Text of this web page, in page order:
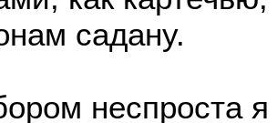
садану.
неспроста я